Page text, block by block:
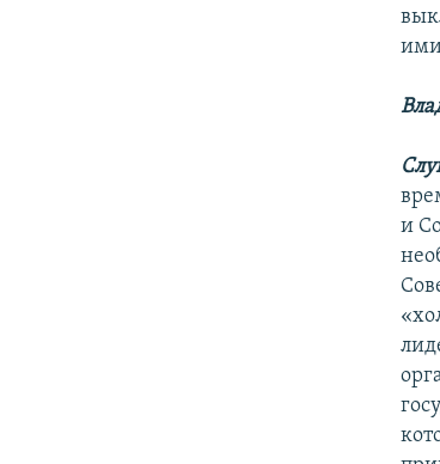
и